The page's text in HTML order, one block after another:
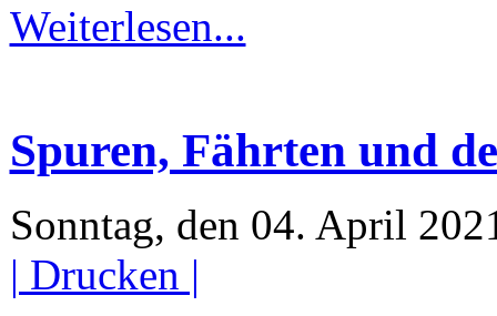
Weiterlesen...
Spuren, Fährten und
Sonntag, den 04. April
| Drucken |